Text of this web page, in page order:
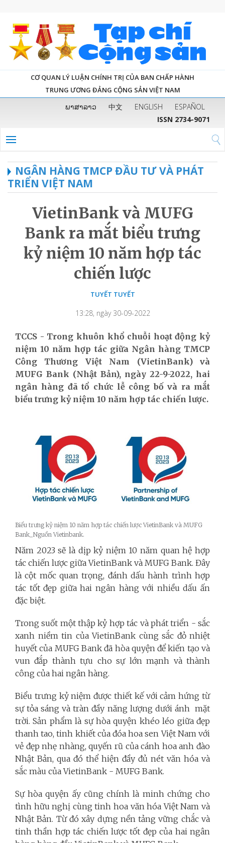
CƠ QUAN LÝ LUẬN CHÍNH TRỊ CỦA BAN CHẤP HÀNH
TRUNG ƯƠNG ĐẢNG CỘNG SẢN VIỆT NAM
ພາສາລາວ 中文 ENGLISH
ESPAÑOL
ISSN 2734-9071
NGÂN HÀNG TMCP ĐẦU TƯ VÀ PHÁT
TRIỂN VIỆT NAM
VietinBank và MUFG
Bank ra mắt biểu trưng
kỷ niệm 10 năm hợp tác
chiến lược
TUYẾT TUYẾT
13:28, ngày 30-09-2022
TCCS - Trong khuôn khổ chuỗi hoạt động kỷ
niệm 10 năm hợp tác giữa Ngân hàng TMCP
Công Thương Việt Nam (VietinBank) và
MUFG Bank (Nhật Bản), ngày 22-9-2022, hai
ngân hàng đã tổ chức lễ công bố và ra mắt
biểu trưng kỷ niệm 10 năm hợp tác chiến lược.
Biểu trưng kỷ niệm 10 năm hợp tác chiến lược VietinBank và MUFG
Bank_Nguồn Vietinbank.
Năm 2023 sẽ là dịp kỷ niệm 10 năm quan hệ hợp
tác chiến lược giữa VietinBank và MUFG Bank. Đây
là cột mốc quan trọng, đánh dấu hành trình hợp
tác tốt đẹp giữa hai ngân hàng với nhiều dấu ấn
đặc biệt.
Trong suốt một thập kỷ hợp tác và phát triển - sắc
xanh niềm tin của VietinBank cùng sắc đỏ nhiệt
huyết của MUFG Bank đã hòa quyện để kiến tạo và
vun đắp thành tựu cho sự lớn mạnh và thành
công của hai ngân hàng.
Biểu trưng kỷ niệm được thiết kế với cảm hứng từ
sự tỏa sáng và tràn đầy năng lượng dưới ánh mặt
trời. Sản phẩm là sự hòa quyện khéo léo giữa đẹp
thanh tao, tinh khiết của đóa hoa sen Việt Nam với
vẻ đẹp nhẹ nhàng, quyến rũ của cánh hoa anh đào
Nhật Bản, qua đó thể hiện đầy đủ nét văn hóa và
sắc màu của VietinBank - MUFG Bank.
Sự hòa quyện ấy cũng chính là minh chứng cho
tình hữu nghị cùng tinh hoa văn hóa Việt Nam và
Nhật Bản. Từ đó xây dựng nền tảng vững chắc và
tinh thần hợp tác chiến lược tốt đẹp của hai ngân